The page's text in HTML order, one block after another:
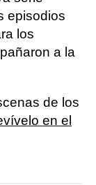
episodios
los
a la
de los
en el